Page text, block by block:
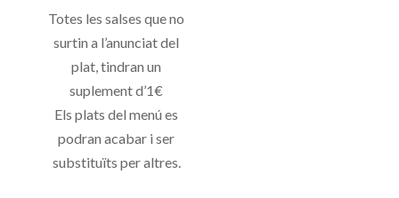
Totes les salses que no
surtin a l’anunciat del
plat, tindran un
suplement d’1€
Els plats del menú es
podran acabar i ser
substituïts per altres.